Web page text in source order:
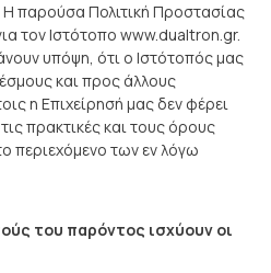
παρούσα Πολιτική Προστασίας
τον Ιστότοπο www.dualtron.gr.
υπόψη, ότι ο Ιστότοπός μας
και προς άλλους
η Επιχείρησή μας δεν φέρει
πρακτικές και τους όρους
περιεχόμενο των εν λόγω
του παρόντος ισχύουν οι